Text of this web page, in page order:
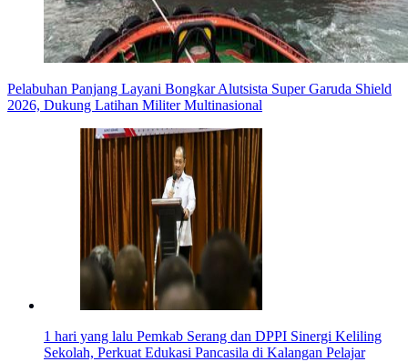
Pelabuhan Panjang Layani Bongkar Alutsista Super Garuda Shield
2026, Dukung Latihan Militer Multinasional
1 hari yang lalu Pemkab Serang dan DPPI Sinergi Keliling
Sekolah, Perkuat Edukasi Pancasila di Kalangan Pelajar